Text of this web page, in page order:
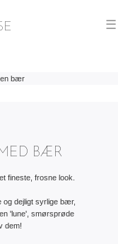
☰
BÆR
fineste, frosne look.
og dejligt syrlige bær,
'lune', smørsprøde
dem!